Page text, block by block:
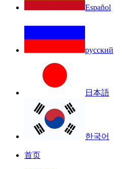
Español
русский
日本語
한국어
首页